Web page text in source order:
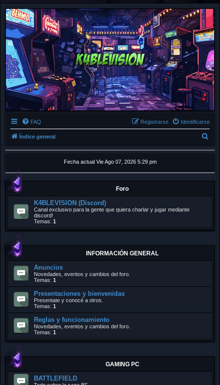
FAQ Identificarse
Registrarse
Índice general
c
a
r
Fecha actual Vie Ago 07, 2026 5:29 pm
Foro
K4BLEVISION (Discord)
Canal exclusivo para la gente que quiera charlar y jugar mediante
discord!
Temas: 1
INFORMACIÓN GENERAL
Anuncios
Novedades, eventos y cambios del foro.
Temas: 1
Presentaciones y bienvenidas
Presentate y conocé a otros.
Temas: 1
Reglas y funcionamiento
Novedades, eventos y cambios del foro.
Temas: 1
GAMING PC
BATTLEFIELD